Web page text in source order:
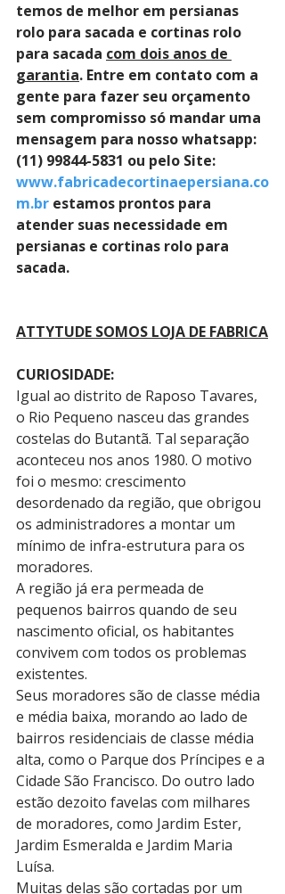
temos de melhor em persianas
rolo para sacada e cortinas rolo
para sacada com dois anos de
garantia. Entre em contato com a
gente para fazer seu orçamento
sem compromisso só mandar uma
mensagem para nosso whatsapp:
(11) 99844-5831 ou pelo Site:
www.fabricadecortinaepersiana.co
m.br estamos prontos para
atender suas necessidade em
persianas e cortinas rolo para
sacada.
ATTYTUDE SOMOS LOJA DE FABRICA
CURIOSIDADE:
Igual ao distrito de Raposo Tavares,
o Rio Pequeno nasceu das grandes
costelas do Butantã. Tal separação
aconteceu nos anos 1980. O motivo
foi o mesmo: crescimento
desordenado da região, que obrigou
os administradores a montar um
mínimo de infra-estrutura para os
moradores.
A região já era permeada de
pequenos bairros quando de seu
nascimento oficial, os habitantes
convivem com todos os problemas
existentes.
Seus moradores são de classe média
e média baixa, morando ao lado de
bairros residenciais de classe média
alta, como o Parque dos Príncipes e a
Cidade São Francisco. Do outro lado
estão dezoito favelas com milhares
de moradores, como Jardim Ester,
Jardim Esmeralda e Jardim Maria
Luísa.
Muitas delas são cortadas por um